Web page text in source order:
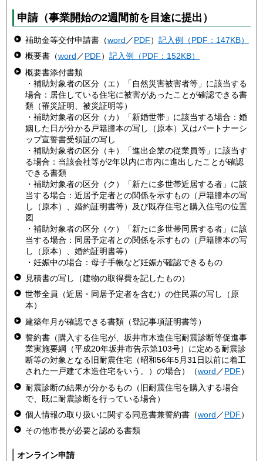
申請（事業開始の2週間前を目途に提出）
補助金等交付申請書（word ／PDF） 記入例（PDF：147KB）
概要書（word／PDF） 記入例（PDF：152KB）
概要書添付書類
・補助対象者の区分（エ）「自然災害被害者等」に該当する
場合：居住している住宅に被害があったことが確認できる書
類（罹災証明、被災証明等）
・補助対象者の区分（カ）「新婚世帯」に該当する場合：婚
姻した日が分かる戸籍謄本の写し（原本）又はパートナーシ
ップ宣誓書受領証の写し
・補助対象者の区分（キ）「進出企業の従業員等」に該当す
る場合：当該会社等が2年以内に市内に進出したことが確認
できる書類
・補助対象者の区分（ク）「新たに多世帯近居する者」に該
当する場合：近居予定者との関係を示すもの（戸籍謄本の写
し（原本）、婚約証明書等）及び既存住宅と購入住宅の位置
図
・補助対象者の区分（ケ）「新たに多世帯同居する者」に該
当する場合：同居予定者との関係を示すもの（戸籍謄本の写
し（原本）、婚約証明書等）
・妊娠中の場合：母子手帳など妊娠が確認できるもの
見積書の写し（建物の取得費を記したもの）
世帯全員（近居・同居予定者を含む）の住民票の写し（原
本）
建築年月が確認できる書類（登記事項証明書等）
誓約書（購入する住宅が、坂井市木造住宅耐震診断等促進事
業実施要綱（平成20年坂井市告示第103号）に定める耐震診
断等の対象となる旧耐震住宅（昭和56年5月31日以前に着工
された一戸建て木造住宅をいう。）の場合）（word／PDF）
耐震診断の結果が分かるもの（旧耐震住宅を購入する場合
で、既に耐震診断を行っている場合）
個人情報の取り扱いに関する同意書兼誓約書（word ／PDF）
その他市長が必要と認める書類
オンライン申請